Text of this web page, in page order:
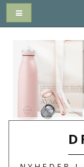
SLIK &
TEKST.